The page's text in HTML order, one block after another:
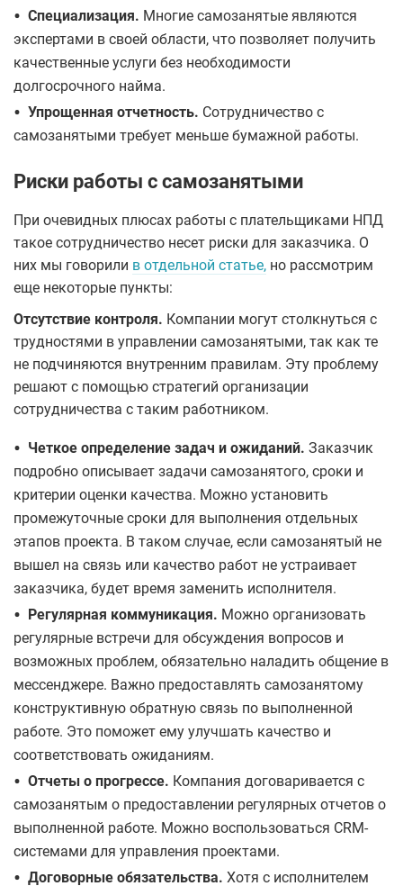
• Специализация. Многие самозанятые являются
экспертами в своей области, что позволяет получить
качественные услуги без необходимости
долгосрочного найма.
• Упрощенная отчетность. Сотрудничество с
самозанятыми требует меньше бумажной работы.
Риски работы с самозанятыми
При очевидных плюсах работы с плательщиками НПД
такое сотрудничество несет риски для заказчика. О
них мы говорили в отдельной статье, но рассмотрим
еще некоторые пункты:
Отсутствие контроля. Компании могут столкнуться с
трудностями в управлении самозанятыми, так как те
не подчиняются внутренним правилам. Эту проблему
решают с помощью стратегий организации
сотрудничества с таким работником.
• Четкое определение задач и ожиданий. Заказчик
подробно описывает задачи самозанятого, сроки и
критерии оценки качества. Можно установить
промежуточные сроки для выполнения отдельных
этапов проекта. В таком случае, если самозанятый не
вышел на связь или качество работ не устраивает
заказчика, будет время заменить исполнителя.
• Регулярная коммуникация. Можно организовать
регулярные встречи для обсуждения вопросов и
возможных проблем, обязательно наладить общение в
мессенджере. Важно предоставлять самозанятому
конструктивную обратную связь по выполненной
работе. Это поможет ему улучшать качество и
соответствовать ожиданиям.
• Отчеты о прогрессе. Компания договаривается с
самозанятым о предоставлении регулярных отчетов о
выполненной работе. Можно воспользоваться CRM-
системами для управления проектами.
• Договорные обязательства. Хотя с исполнителем